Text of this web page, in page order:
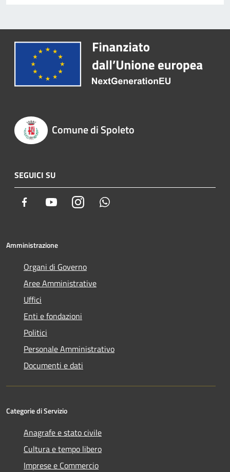
Comune di Spoleto
SEGUICI SU
Facebook YoutubeInstagram
Amministrazione
Organi di Governo
Aree Amministrative
Uffici
Enti e fondazioni
Politici
Personale Amministrativo
Documenti e dati
Categorie di Servizio
Anagrafe e stato civile
Cultura e tempo libero
Imprese e Commercio